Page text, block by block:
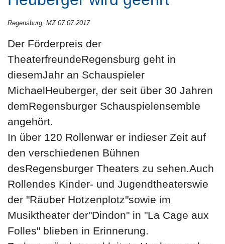
Regensburg, MZ 07.07.2017
Der Förderpreis der
TheaterfreundeRegensburg geht in
diesemJahr an Schauspieler
MichaelHeuberger, der seit über 30 Jahren
demRegensburger Schauspielensemble
angehört.
In über 120 Rollenwar er indieser Zeit auf
den verschiedenen Bühnen
desRegensburger Theaters zu sehen.Auch
Rollendes Kinder- und Jugendtheaterswie
der "Räuber Hotzenplotz"sowie im
Musiktheater der"Dindon" in "La Cage aux
Folles" blieben in Erinnerung.